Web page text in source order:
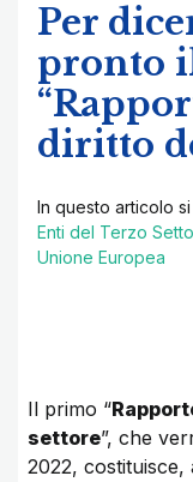
Per
pronto
diritto
In questo articolo
Enti del Terzo
Unione Europea
Il primo “
settore”, che
2022, costituisce,